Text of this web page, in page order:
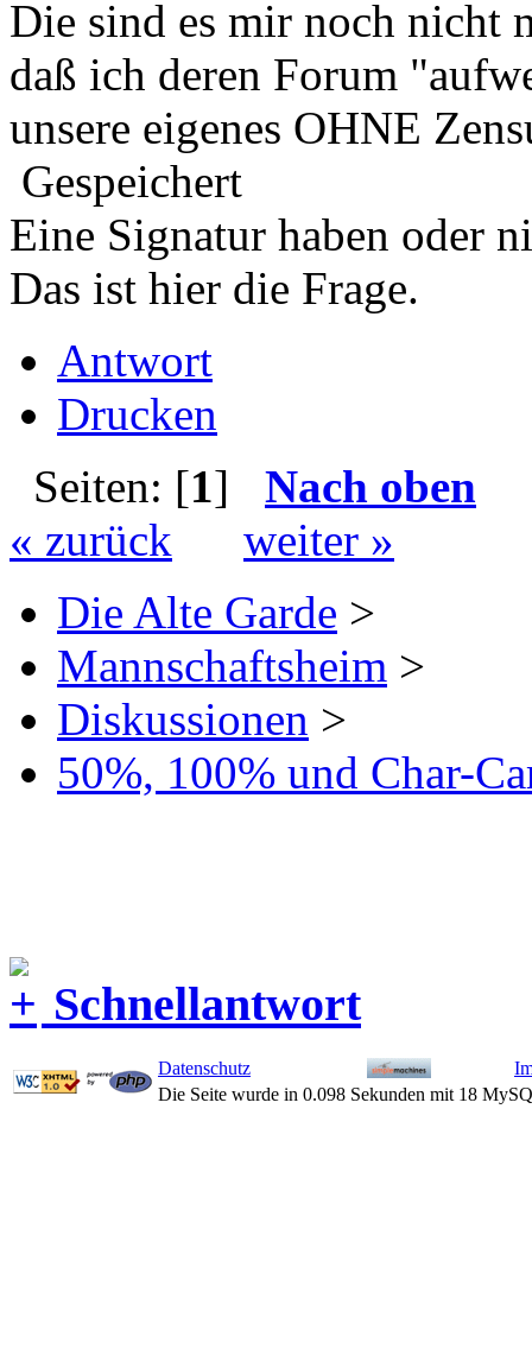
Die sind es mir noch nicht
daß ich deren Forum
unsere eigenes OHNE
Gespeichert
Eine Signatur haben oder
Das ist hier die Frage.
Antwort
Drucken
Seiten: [1] Nach oben
« zurück
weiter »
Die Alte Garde >
Mannschaftsheim >
Diskussionen >
50%, 100% und Char-
Schnellantwort
Datenschutz
Die Seite wurde in 0.098 Sekunden mit 18